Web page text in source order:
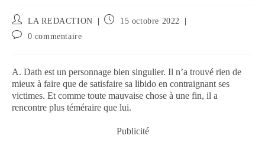
LA REDACTION
15 octobre 2022
0 commentaire
A. Dath est un personnage bien singulier. Il n’a trouvé rien de
mieux à faire que de satisfaire sa libido en contraignant ses
victimes. Et comme toute mauvaise chose à une fin, il a
rencontre plus téméraire que lui.
Publicité